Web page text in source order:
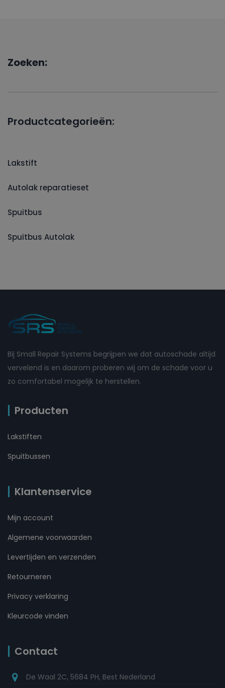
Zoeken:
Productcategorieën:
Lakstift
Autolak reparatieset
Spuitbus
Spuitbus Autolak
Bij Small Repair Systems begrijpen we dat autoschade altijd
vervelend is en daarom proberen wij om de schade voor u
zo comfortabel mogelijk te herstellen.
Producten
Lakstiften
Spuitbussen
Klantenservice
Mijn account
Algemene voorwaarden
Levertijden en verzenden
Retourneren
Privacy verklaring
Kleurcode vinden
Contact
De Waal 2C, 5684 PH, Best Nederland